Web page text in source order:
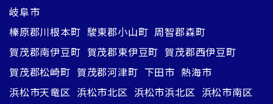
岐阜市
榛原郡川根本町 駿東郡小山町 周智郡森町
賀茂郡南伊豆町 賀茂郡東伊豆町 賀茂郡西伊豆町
賀茂郡松崎町 賀茂郡河津町 下田市 熱海市
浜松市天竜区 浜松市北区 浜松市浜北区 浜松市南区